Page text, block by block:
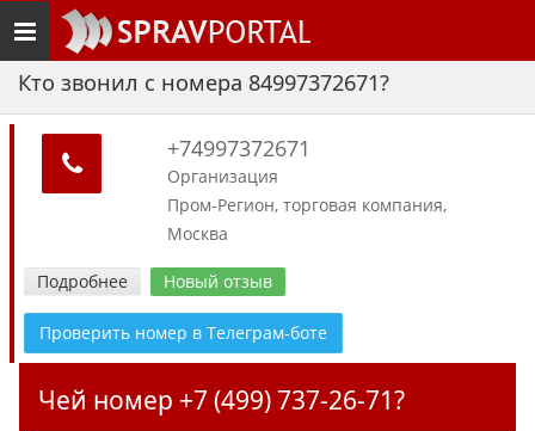
Toggle
navigation
Кто звонил с номера 84997372671?
+74997372671
Организация
Пром-Регион, торговая компания,
Москва
Подробнее Новый отзыв
Проверить номер в Телеграм-боте
Чей номер +7 (499) 737-26-71?